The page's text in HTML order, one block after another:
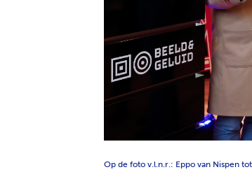
Op de foto v.l.n.r.: Eppo van Nispen